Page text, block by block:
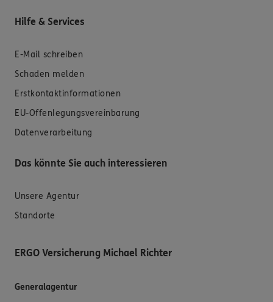
Hilfe & Services
E-Mail schreiben
Schaden melden
Erstkontaktinformationen
EU-Offenlegungsvereinbarung
Datenverarbeitung
Das könnte Sie auch interessieren
Unsere Agentur
Standorte
ERGO Versicherung Michael Richter
Generalagentur